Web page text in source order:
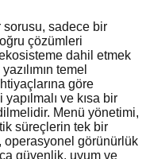
sorusu, sadece bir
çözümleri
dahil etmek
temel
göre
yapılmalı ve kısa bir
Menü yönetimi,
süreçlerin tek bir
operasyonel görünürlük
güvenlik, uyum ve